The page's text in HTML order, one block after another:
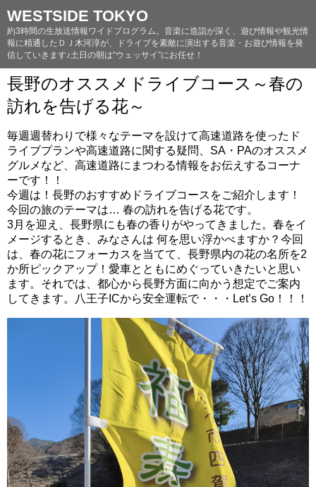
WESTSIDE TOKYO
約3時間の生放送情報ワイドプログラム。音楽に造詣が深く、遊び情報や観光情
報に精通したＤＪ木河淳が、ドライブを素敵に演出する音楽・お遊び情報を発
信していきます♪土日の朝は“ウェッサイ”にお任せ！
長野のオススメドライブコース～春の
訪れを告げる花～
毎週週替わりで様々なテーマを設けて高速道路を使ったド
ライブプランや高速道路に関する疑問、SA・PAのオススメ
グルメなど、高速道路にまつわる情報をお伝えするコーナ
ーです！！
今週は！長野のおすすめドライブコースをご紹介します！
今回の旅のテーマは… 春の訪れを告げる花です。
3月を迎え、長野県にも春の香りがやってきました。春をイ
メージするとき、みなさんは 何を思い浮かべますか？今回
は、春の花にフォーカスを当てて、長野県内の花の名所を2
か所ピックアップ！愛車とともにめぐっていきたいと思い
ます。それでは、都心から長野方面に向かう想定でご案内
してきます。八王子ICから安全運転で・・・Let’s Go！！！